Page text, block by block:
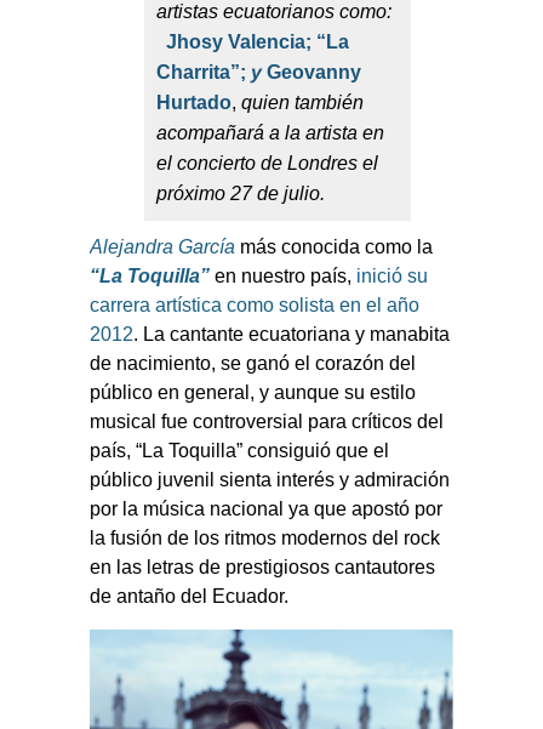
artistas ecuatorianos como:
Jhosy Valencia; “La
Charrita”; yGeovanny
Hurtado, quien también
acompañará a la artista en
el concierto de Londres el
próximo 27 de julio.
Alejandra García más conocida como la
“La Toquilla” en nuestro país, inició su
carrera artística como solista en el año
2012. La cantante ecuatoriana y manabita
de nacimiento, se ganó el corazón del
público en general, y aunque su estilo
musical fue controversial para críticos del
país, “La Toquilla” consiguió que el
público juvenil sienta interés y admiración
por la música nacional ya que apostó por
la fusión de los ritmos modernos del rock
en las letras de prestigiosos cantautores
de antaño del Ecuador.